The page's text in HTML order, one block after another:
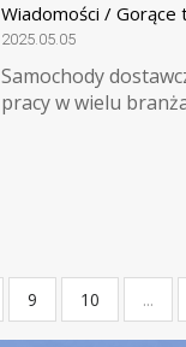
Wiadomości / Gorące
2025.05.05
Samochody
pracy w wielu
9 10 ...